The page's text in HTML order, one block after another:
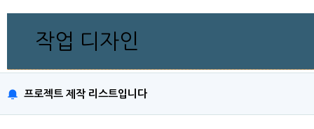
작업 디자인
프로젝트 제작 리스트입니다